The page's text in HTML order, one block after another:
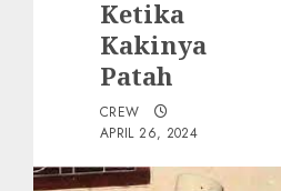
Ketika
Kakinya
Patah
CREW
APRIL 26, 2024